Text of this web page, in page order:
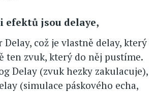
efektů jsou delaye,
což je vlastně delay, který
ten zvuk, který do něj pustíme.
Delay (zvuk hezky zakulacuje),
(simulace páskového echa,